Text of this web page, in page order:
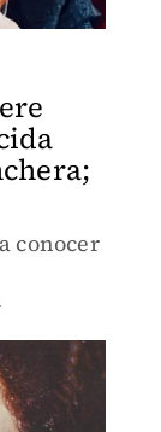
conocer